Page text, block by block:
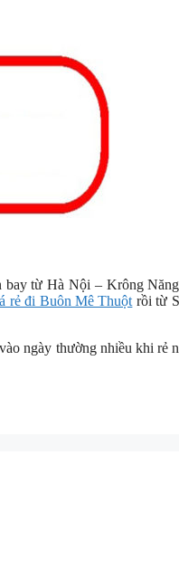
bay từ Hà Nội – Krông
rẻ đi Buôn Mê Thuột rồi từ
ngày thường nhiều khi rẻ